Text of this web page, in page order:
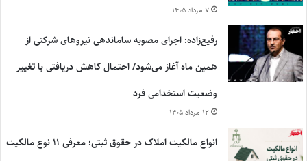
۷ مرداد ۱۴۰۵
رفیع‌زاده: اجرای مصوبه ساماندهی نیروهای شرکتی از
همین ماه آغاز می‌شود/ احتمال کاهش دریافتی با تغییر
وضعیت استخدامی فرد
۱۲ مرداد ۱۴۰۵
انواع مالکیت املاک در حقوق ثبتی؛ معرفی ۱۱ نوع مالکیت